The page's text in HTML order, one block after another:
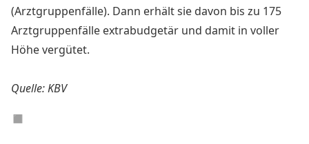
(Arztgruppenfälle). Dann erhält sie davon bis zu 175
Arztgruppenfälle extrabudgetär und damit in voller
Höhe vergütet.
Quelle: KBV
◼︎